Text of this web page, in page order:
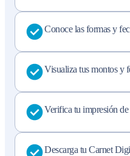
Conoce las formas y
Visualiza tus montos y
Verifica tu impresión
Descarga tu Carnet